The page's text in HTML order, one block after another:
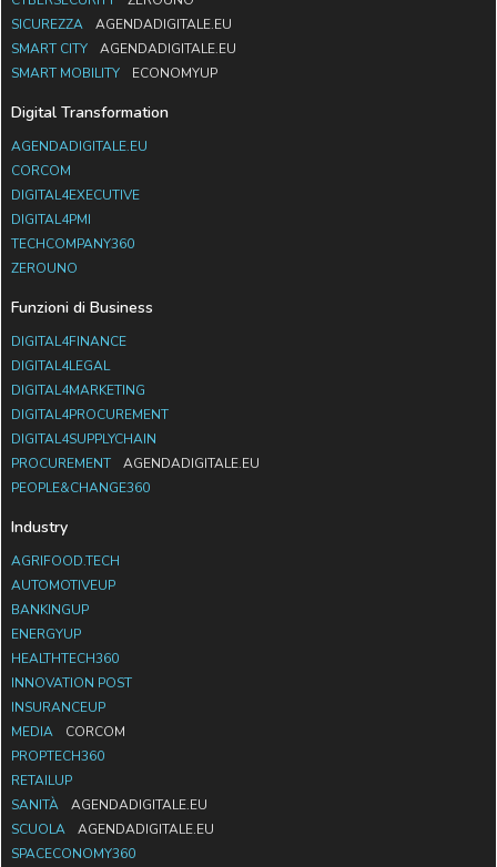
SICUREZZA
AGENDADIGITALE.EU
SMART CITY
AGENDADIGITALE.EU
SMART MOBILITY
ECONOMYUP
Digital Transformation
AGENDADIGITALE.EU
CORCOM
DIGITAL4EXECUTIVE
DIGITAL4PMI
TECHCOMPANY360
ZEROUNO
Funzioni di Business
DIGITAL4FINANCE
DIGITAL4LEGAL
DIGITAL4MARKETING
DIGITAL4PROCUREMENT
DIGITAL4SUPPLYCHAIN
PROCUREMENT
AGENDADIGITALE.EU
PEOPLE&CHANGE360
Industry
AGRIFOOD.TECH
AUTOMOTIVEUP
BANKINGUP
ENERGYUP
HEALTHTECH360
INNOVATION POST
INSURANCEUP
MEDIA
CORCOM
PROPTECH360
RETAILUP
SANITÀ
AGENDADIGITALE.EU
SCUOLA
AGENDADIGITALE.EU
SPACECONOMY360